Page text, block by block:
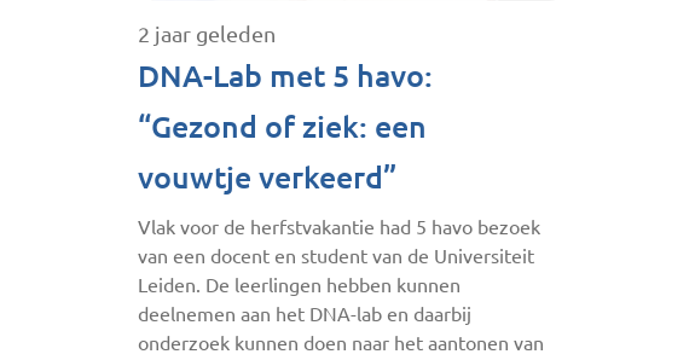
2 jaar geleden
DNA-Lab met 5 havo:
“Gezond of ziek: een
vouwtje verkeerd”
Vlak voor de herfstvakantie had 5 havo bezoek
van een docent en student van de Universiteit
Leiden. De leerlingen hebben kunnen
deelnemen aan het DNA-lab en daarbij
onderzoek kunnen doen naar het aantonen van